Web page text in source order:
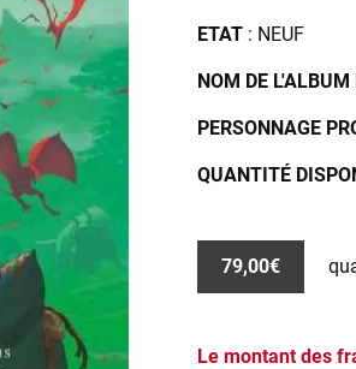
ETAT : NEUF
NOM DE L'ALBUM
PERSONNAGE
QUANTITÉ
79,00€
Le montant des